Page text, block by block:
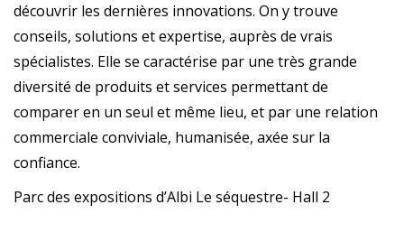
découvrir les dernières innovations. On y trouve
conseils, solutions et expertise, auprès de vrais
spécialistes. Elle se caractérise par une très grande
diversité de produits et services permettant de
comparer en un seul et même lieu, et par une relation
commerciale conviviale, humanisée, axée sur la
confiance.
Parc des expositions d’Albi Le séquestre- Hall 2